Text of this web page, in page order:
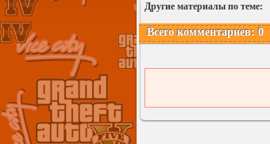
Другие материалы по теме:
Всего комментариев: 0